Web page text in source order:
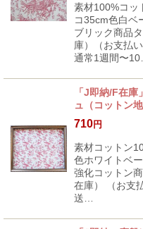
素材100%コッ
コ35cm色白ベ
ブリック商品
庫）（お支払
通常1週間〜
「J即納/F在
ュ（コットン
710円
素材コットン
色ホワイトベ
強化コットン
在庫） （お支
送…